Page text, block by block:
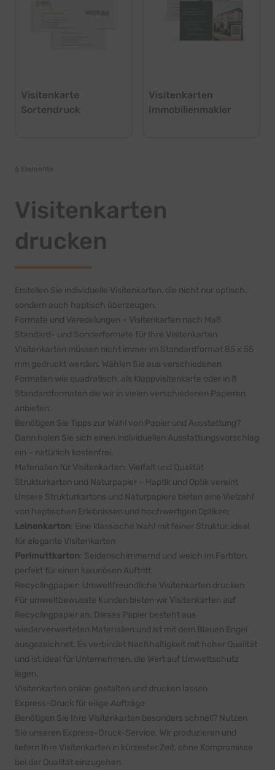
Visitenkarte
Sortendruck
Visitenkarten
Immobilienmakler
6 Elemente
Visitenkarten
drucken
Erstellen Sie individuelle Visitenkarten, die nicht nur optisch,
sondern auch haptisch überzeugen.
Formate und Veredelungen – Visitenkarten nach Maß
Standard- und Sonderformate für Ihre Visitenkarten
Visitenkarten müssen nicht immer im Standardformat 85 x 55
mm gedruckt werden. Wählen Sie aus verschiedenen
Formaten wie quadratisch, als Klappvisitenkarte oder in 8
Standardformaten die wir in vielen verschiedenen Papieren
anbieten.
Benötigen Sie Tipps zur Wahl von Papier und Ausstattung?
Dann holen Sie sich einen individuellen Ausstattungsvorschlag
ein – natürlich kostenfrei.
Materialien für Visitenkarten: Vielfalt und Qualität
Strukturkarton und Naturpapier – Haptik und Optik vereint
Unsere Strukturkartons und Naturpapiere bieten eine Vielzahl
von haptischen Erlebnissen und hochwertigen Optiken:
Leinenkarton: Eine klassische Wahl mit feiner Struktur, ideal
für elegante Visitenkarten
Perlmuttkarton: Seidenschimmernd und weich im Farbton,
perfekt für einen luxuriösen Auftritt
Recyclingpapier: Umweltfreundliche Visitenkarten drucken
Für umweltbewusste Kunden bieten wir Visitenkarten auf
Recyclingpapier an. Dieses Papier besteht aus
wiederverwerteten Materialien und ist mit dem Blauen Engel
ausgezeichnet. Es verbindet Nachhaltigkeit mit hoher Qualität
und ist ideal für Unternehmen, die Wert auf Umweltschutz
legen.
Visitenkarten online gestalten und drucken lassen
Express-Druck für eilige Aufträge
Benötigen Sie Ihre Visitenkarten besonders schnell? Nutzen
Sie unseren Express-Druck-Service. Wir produzieren und
liefern Ihre Visitenkarten in kürzester Zeit, ohne Kompromisse
bei der Qualität einzugehen.